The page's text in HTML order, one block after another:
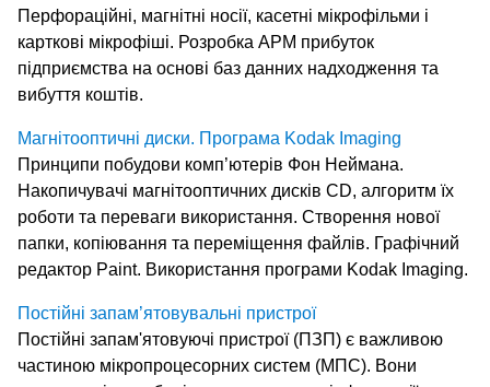
Перфораційні, магнітні носії, касетні мікрофільми і
карткові мікрофіші. Розробка АРМ прибуток
підприємства на основі баз данних надходження та
вибуття коштів.
Магнітооптичні диски. Програма Kodak Imaging
Принципи побудови комп’ютерів Фон Неймана.
Накопичувачі магнітооптичних дисків СD, алгоритм їх
роботи та переваги використання. Створення нової
папки, копіювання та переміщення файлів. Графічний
редактор Paint. Використання програми Kodak Imaging.
Постійні запам’ятовувальні пристрої
Постійні запам'ятовуючі пристрої (ПЗП) є важливою
частиною мікропроцесорних систем (МПС). Вони